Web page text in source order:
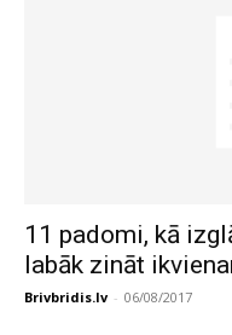
11 padomi, kā
labāk zināt
Brivbridis.lv - 06/08/2017